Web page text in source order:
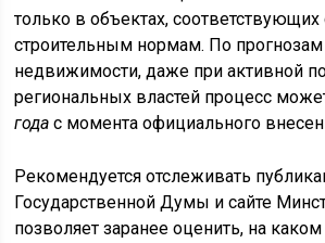
только в объектах,
строительным нормам. По
недвижимости, даже при активной
региональных властей процесс
года с момента официального
Рекомендуется отслеживать
Государственной Думы и сайте
позволяет заранее оценить, на каком